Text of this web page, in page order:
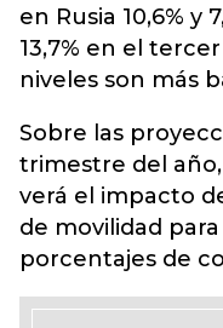
en Rusia 10,6% y
13,7% en el
niveles son más
Sobre las
trimestre del
verá el impacto
de movilidad
porcentajes de